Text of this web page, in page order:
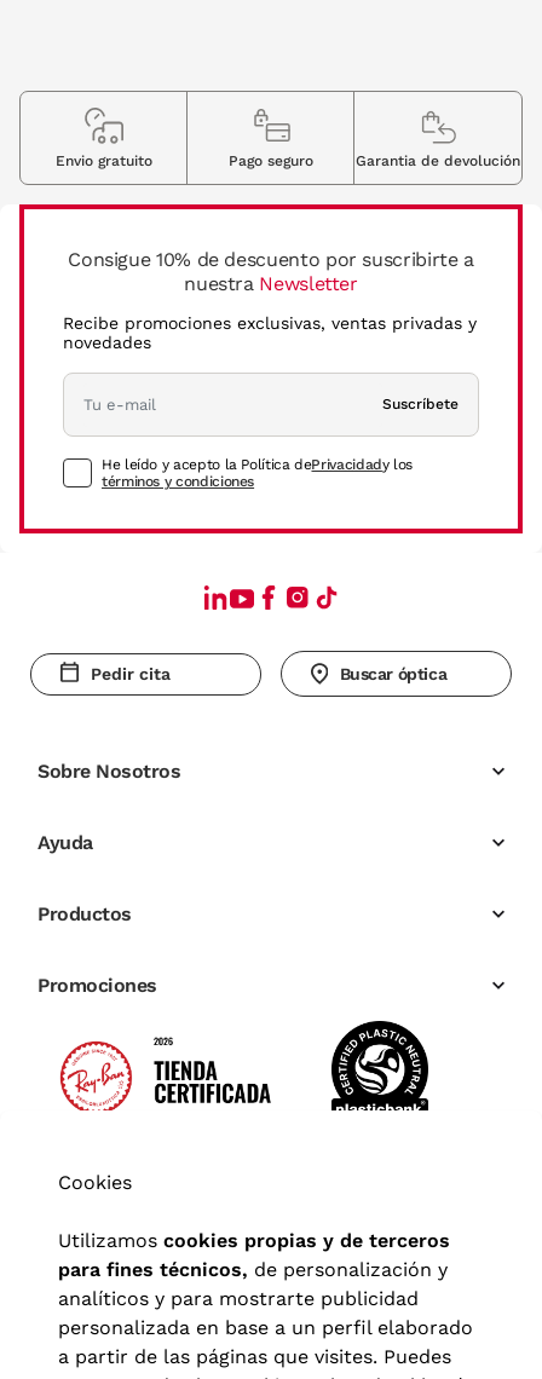
Consigue 10% de descuento por suscribirte a
nuestra Newsletter
Recibe promociones exclusivas, ventas privadas y
novedades
Suscríbete
He leído y acepto la Política dePrivacidady los
términos y condiciones
Envio gratuito Pago seguro Garantia de devolución
Pedir cita Buscar óptica
Sobre Nosotros
Ayuda
Productos
Promociones
Cookies
Utilizamos cookies propias y de terceros
para fines técnicos, de personalización y
analíticos y para mostrarte publicidad
personalizada en base a un perfil elaborado
a partir de las páginas que visites. Puedes